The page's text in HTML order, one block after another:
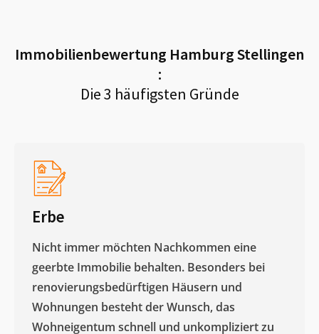
Immobilienbewertung Hamburg Stellingen
:
Die 3 häufigsten Gründe
Erbe
Nicht immer möchten Nachkommen eine
geerbte Immobilie behalten. Besonders bei
renovierungsbedürftigen Häusern und
Wohnungen besteht der Wunsch, das
Wohneigentum schnell und unkompliziert zu